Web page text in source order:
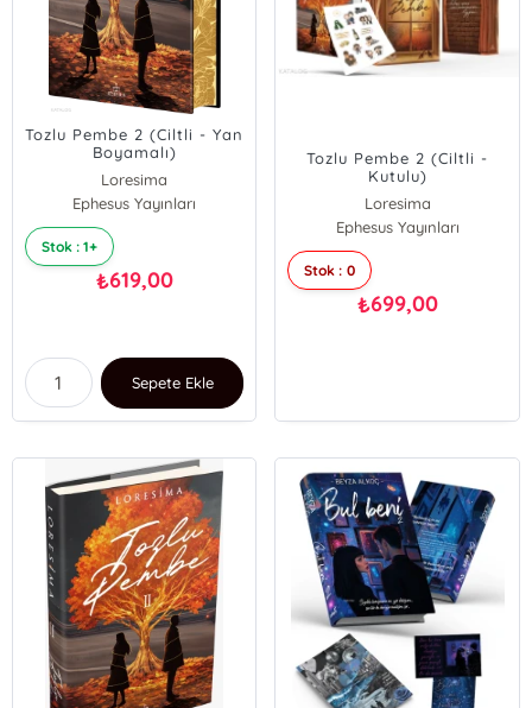
Tozlu Pembe 2 (Ciltli - Yan
Boyamalı)
Loresima
Ephesus Yayınları
Stok : 1+
₺619,00
Sepete Ekle
Tozlu Pembe 2 (Ciltli -
Kutulu)
Loresima
Ephesus Yayınları
Stok : 0
₺699,00